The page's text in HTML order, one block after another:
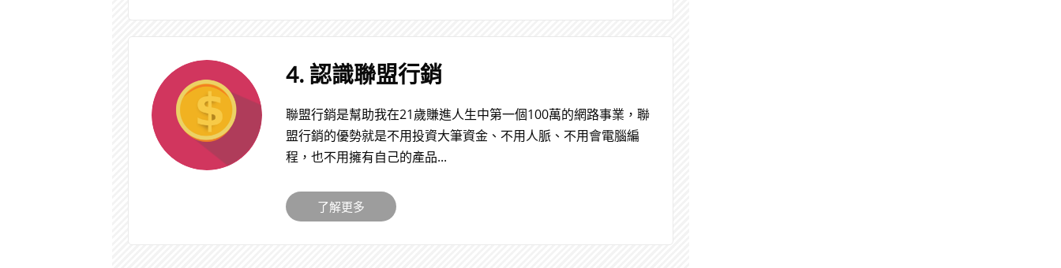
4. 認識聯盟行銷
聯盟行銷是幫助我在21歲賺進人生中第一個100萬的網路事業，聯
盟行銷的優勢就是不用投資大筆資金、不用人脈、不用會電腦編
程，也不用擁有自己的產品...
了解更多